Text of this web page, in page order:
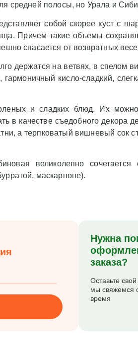
средней полосы, но Урала и
собой скорее куст с
Причем такие объемы
спасается от возвратных
держатся на ветвях, в спелом
кисло-сладкий,
и сладких блюд. Их
в качестве съедобного
а терпковатый вишневый сок
великолепно
маскарпоне).
Нужна
заказа?
Оставьте
мы свяжемся
время